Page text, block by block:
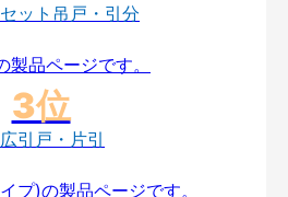
ット吊戸・引分
引戸・片引